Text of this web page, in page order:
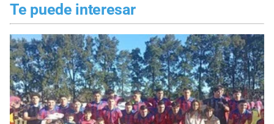
Te puede interesar